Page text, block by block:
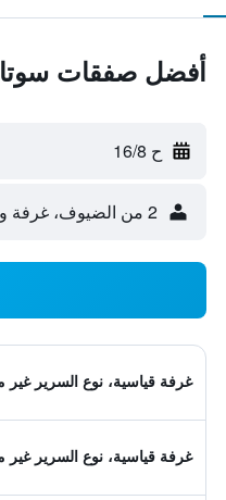
أفضل صفقات
ح 16/8
2 من الضيوف، غرفة واحدة
غرفة قياسية، نوع السرير
غرفة قياسية، نوع السرير